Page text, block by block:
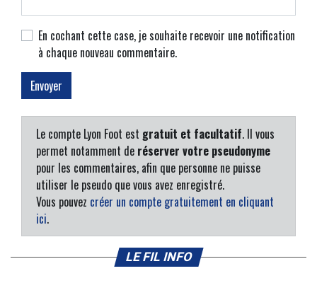
En cochant cette case, je souhaite recevoir une notification
à chaque nouveau commentaire.
Le compte Lyon Foot est gratuit et facultatif. Il vous
permet notamment de réserver votre pseudonyme
pour les commentaires, afin que personne ne puisse
utiliser le pseudo que vous avez enregistré.
Vous pouvez créer un compte gratuitement en cliquant
ici.
LE FIL INFO